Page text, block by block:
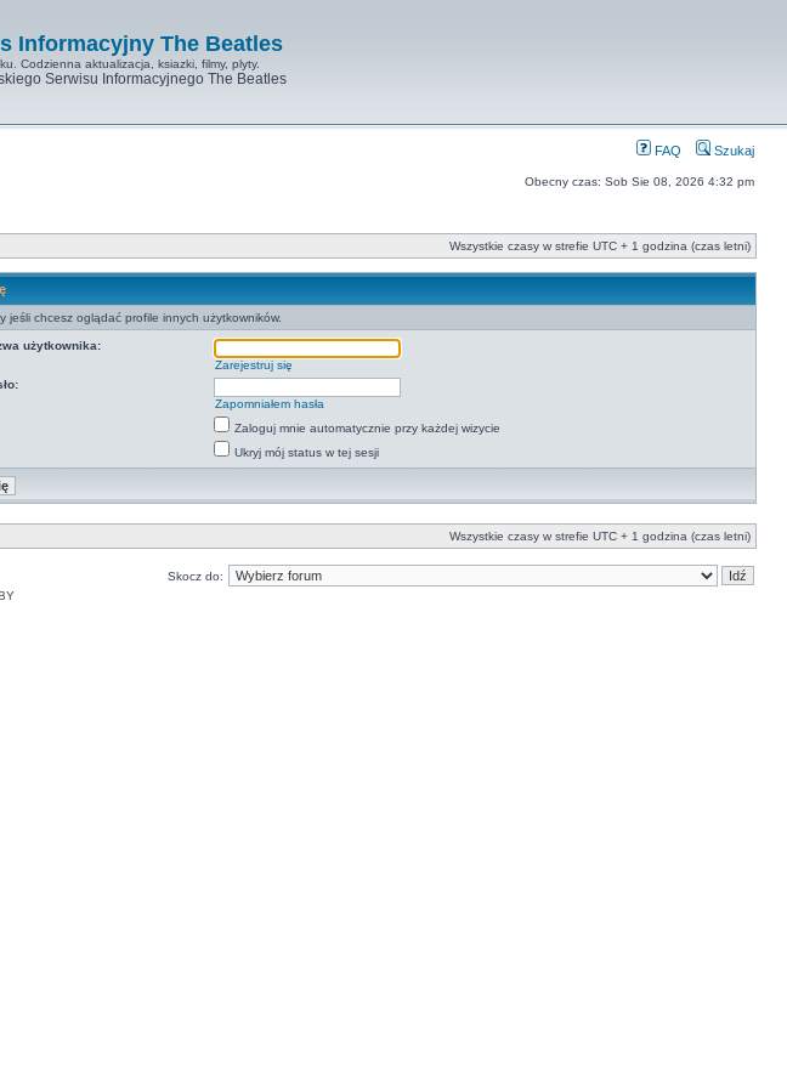
Informacyjny The Beatles
Codzienna aktualizacja, ksiazki, filmy, plyty.
Serwisu Informacyjnego The Beatles
FAQ Szukaj
Obecny czas: Sob Sie 08, 2026 4:32 pm
Wszystkie czasy w strefie UTC + 1 godzina (czas letni)
jeśli chcesz oglądać profile innych użytkowników.
użytkownika:
Zarejestruj się
Zapomniałem hasła
Zaloguj mnie automatycznie przy każdej wizycie
Ukryj mój status w tej sesji
Wszystkie czasy w strefie UTC + 1 godzina (czas letni)
Skocz do: